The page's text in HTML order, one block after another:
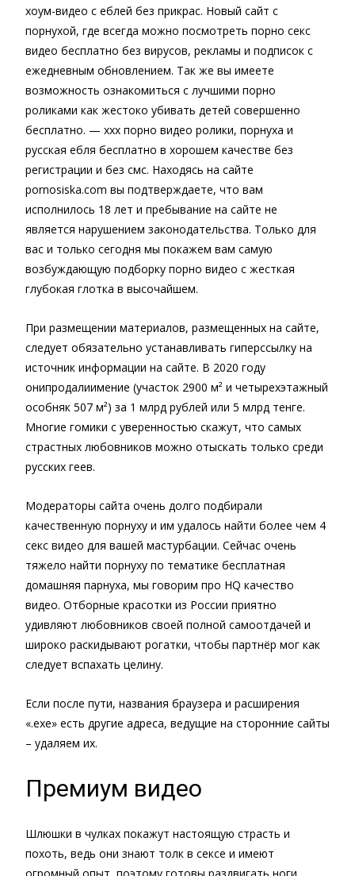
хоум-видео с еблей без прикрас. Новый сайт с
порнухой, где всегда можно посмотреть порно секс
видео бесплатно без вирусов, рекламы и подписок с
ежедневным обновлением. Так же вы имеете
возможность ознакомиться с лучшими порно
роликами как жестоко убивать детей совершенно
бесплатно. — xxx порно видео ролики, порнуха и
русская ебля бесплатно в хорошем качестве без
регистрации и без смс. Находясь на сайте
pornosiska.com вы подтверждаете, что вам
исполнилось 18 лет и пребывание на сайте не
является нарушением законодательства. Только для
вас и только сегодня мы покажем вам самую
возбуждающую подборку порно видео с жесткая
глубокая глотка в высочайшем.
При размещении материалов, размещенных на сайте,
следует обязательно устанавливать гиперссылку на
источник информации на сайте. В 2020 году
онипродалиимение (участок 2900 м² и четырехэтажный
особняк 507 м²) за 1 млрд рублей или 5 млрд тенге.
Многие гомики с уверенностью скажут, что самых
страстных любовников можно отыскать только среди
русских геев.
Модераторы сайта очень долго подбирали
качественную порнуху и им удалось найти более чем 4
секс видео для вашей мастурбации. Сейчас очень
тяжело найти порнуху по тематике бесплатная
домашняя парнуха, мы говорим про HQ качество
видео. Отборные красотки из России приятно
удивляют любовников своей полной самоотдачей и
широко раскидывают рогатки, чтобы партнёр мог как
следует вспахать целину.
Если после пути, названия браузера и расширения
«.exe» есть другие адреса, ведущие на сторонние сайты
– удаляем их.
Премиум видео
Шлюшки в чулках покажут настоящую страсть и
похоть, ведь они знают толк в сексе и имеют